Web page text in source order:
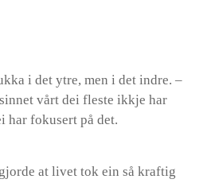
i det ytre, men i det indre. –
vårt dei fleste ikkje har
har fokusert på det.
at livet tok ein så kraftig